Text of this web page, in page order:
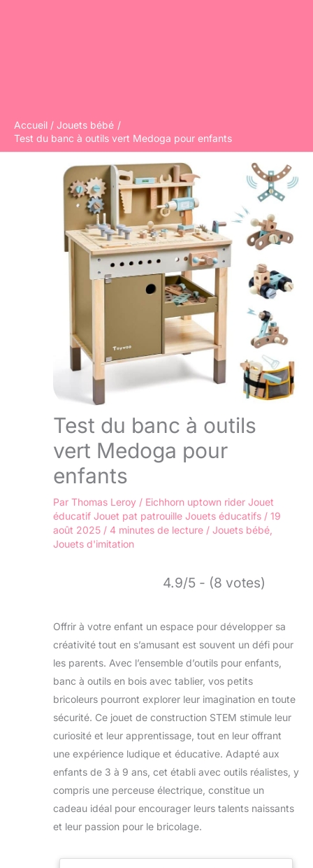
Accueil
Jouets bébé
Test du banc à outils vert Medoga pour enfants
Test du banc à outils
vert Medoga pour
enfants
Par Thomas Leroy / Eichhorn uptown rider Jouet
éducatif Jouet pat patrouille Jouets éducatifs / 19
août 2025 / 4 minutes de lecture / Jouets bébé,
Jouets d'imitation
4.9/5 - (8 votes)
Offrir à votre enfant un espace pour développer sa
créativité tout en s’amusant est souvent un défi pour
les parents. Avec l’ensemble d’outils pour enfants,
banc à outils en bois avec tablier, vos petits
bricoleurs pourront explorer leur imagination en toute
sécurité. Ce jouet de construction STEM stimule leur
curiosité et leur apprentissage, tout en leur offrant
une expérience ludique et éducative. Adapté aux
enfants de 3 à 9 ans, cet établi avec outils réalistes, y
compris une perceuse électrique, constitue un
cadeau idéal pour encourager leurs talents naissants
et leur passion pour le bricolage.